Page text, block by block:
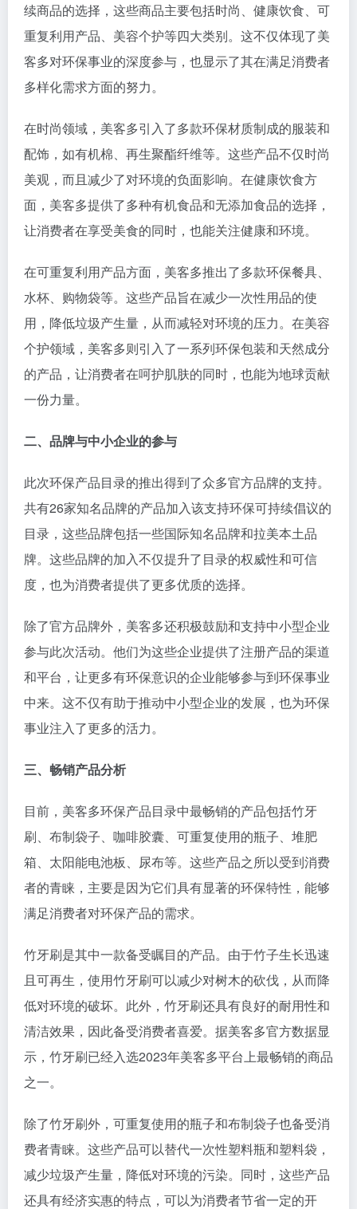
续商品的选择，这些商品主要包括时尚、健康饮食、可
重复利用产品、美容个护等四大类别。这不仅体现了美
客多对环保事业的深度参与，也显示了其在满足消费者
多样化需求方面的努力。
在时尚领域，美客多引入了多款环保材质制成的服装和
配饰，如有机棉、再生聚酯纤维等。这些产品不仅时尚
美观，而且减少了对环境的负面影响。在健康饮食方
面，美客多提供了多种有机食品和无添加食品的选择，
让消费者在享受美食的同时，也能关注健康和环境。
在可重复利用产品方面，美客多推出了多款环保餐具、
水杯、购物袋等。这些产品旨在减少一次性用品的使
用，降低垃圾产生量，从而减轻对环境的压力。在美容
个护领域，美客多则引入了一系列环保包装和天然成分
的产品，让消费者在呵护肌肤的同时，也能为地球贡献
一份力量。
二、品牌与中小企业的参与
此次环保产品目录的推出得到了众多官方品牌的支持。
共有26家知名品牌的产品加入该支持环保可持续倡议的
目录，这些品牌包括一些国际知名品牌和拉美本土品
牌。这些品牌的加入不仅提升了目录的权威性和可信
度，也为消费者提供了更多优质的选择。
除了官方品牌外，美客多还积极鼓励和支持中小型企业
参与此次活动。他们为这些企业提供了注册产品的渠道
和平台，让更多有环保意识的企业能够参与到环保事业
中来。这不仅有助于推动中小型企业的发展，也为环保
事业注入了更多的活力。
三、畅销产品分析
目前，美客多环保产品目录中最畅销的产品包括竹牙
刷、布制袋子、咖啡胶囊、可重复使用的瓶子、堆肥
箱、太阳能电池板、尿布等。这些产品之所以受到消费
者的青睐，主要是因为它们具有显著的环保特性，能够
满足消费者对环保产品的需求。
竹牙刷是其中一款备受瞩目的产品。由于竹子生长迅速
且可再生，使用竹牙刷可以减少对树木的砍伐，从而降
低对环境的破坏。此外，竹牙刷还具有良好的耐用性和
清洁效果，因此备受消费者喜爱。据美客多官方数据显
示，竹牙刷已经入选2023年美客多平台上最畅销的商品
之一。
除了竹牙刷外，可重复使用的瓶子和布制袋子也备受消
费者青睐。这些产品可以替代一次性塑料瓶和塑料袋，
减少垃圾产生量，降低对环境的污染。同时，这些产品
还具有经济实惠的特点，可以为消费者节省一定的开